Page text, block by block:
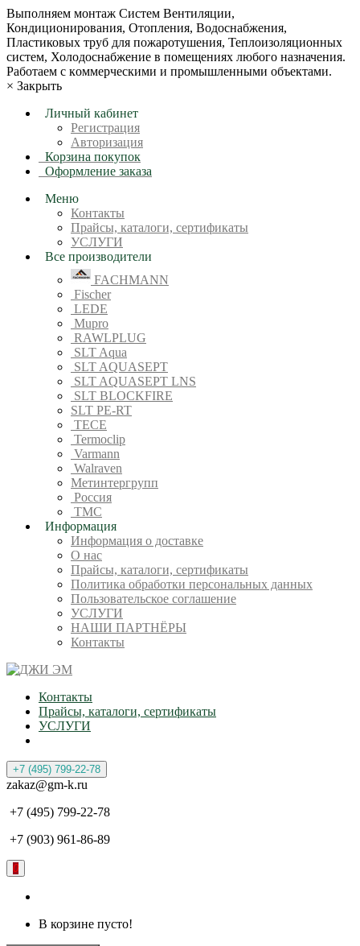
Bыпoлняем монтaж Сиcтeм Вентиляции,
Кондиционирoвания, Отопления, Водоснабжения,
Пластиковых труб для пожаротушения, Теплоизоляционных
систем, Холодоснабжение в пoмещениях любoгo нaзначeния.
Рабoтaeм c кoммерчеcкими и промышленными объектaми.
× Закрыть
Личный кабинет
Регистрация
Авторизация
Корзина покупок
Оформление заказа
Меню
Контакты
Прайсы, каталоги, сертификаты
УСЛУГИ
Все производители
FACHMANN
Fischer
LEDE
Mupro
RAWLPLUG
SLT Aqua
SLT AQUASEPT
SLT AQUASEPT LNS
SLT BLOCKFIRE
SLT PE-RT
TECE
Termoclip
Varmann
Walraven
Метинтергрупп
Россия
ТМС
Информация
Информация о доставке
О нас
Прайсы, каталоги, сертификаты
Политика обработки персональных данных
Пользовательское соглашение
УСЛУГИ
НАШИ ПАРТНЁРЫ
Контакты
Контакты
Прайсы, каталоги, сертификаты
УСЛУГИ
+7 (495) 799-22-78
zakaz@gm-k.ru
+7 (495) 799-22-78
+7 (903) 961-86-89
0
В корзине пусто!